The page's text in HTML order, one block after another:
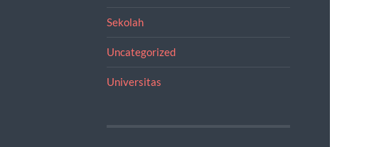
Sekolah
Uncategorized
Universitas